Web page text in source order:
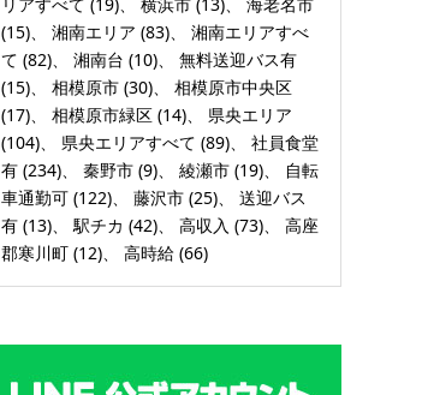
(15)
湘南エリア (83)
湘南エリアすべ
て (82) 湘南台 (10)
無料送迎バス有
(15)
相模原市 (30)
相模原市中央区
(17)
相模原市緑区 (14)
県央エリア
(104)
県央エリアすべて (89)
社員食堂
有 (234) 秦野市 (9) 綾瀬市 (19)
自転
車通勤可 (122) 藤沢市 (25)
送迎バス
有 (13) 駅チカ (42) 高収入 (73)
高座
郡寒川町 (12) 高時給 (66)